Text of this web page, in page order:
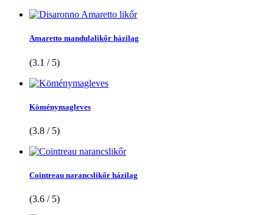
Amaretto mandulalikőr házilag
(3.1 / 5)
Köménymagleves
(3.8 / 5)
Cointreau narancslikőr házilag
(3.6 / 5)